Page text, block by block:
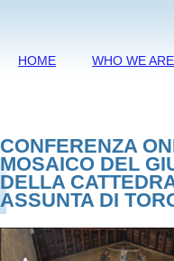
HOME WHO WE ARE
CONFERENZA
MOSAICO DEL
DELLA
ASSUNTA DI